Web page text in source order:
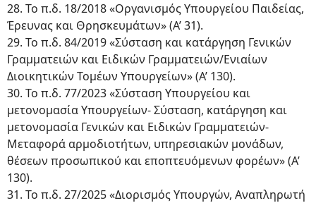
28. Το π.δ. 18/2018 «Οργανισμός Υπουργείου Παιδείας,
Έρευνας και Θρησκευμάτων» (Α’ 31).
29. Το π.δ. 84/2019 «Σύσταση και κατάργηση Γενικών
Γραμματειών και Ειδικών Γραμματειών/Ενιαίων
Διοικητικών Τομέων Υπουργείων» (Α’ 130).
30. Το π.δ. 77/2023 «Σύσταση Υπουργείου και
μετονομασία Υπουργείων- Σύσταση, κατάργηση και
μετονομασία Γενικών και Ειδικών Γραμματειών-
Μεταφορά αρμοδιοτήτων, υπηρεσιακών μονάδων,
θέσεων προσωπικού και εποπτευόμενων φορέων» (Α’
130).
31. Το π.δ. 27/2025 «Διορισμός Υπουργών, Αναπληρωτή